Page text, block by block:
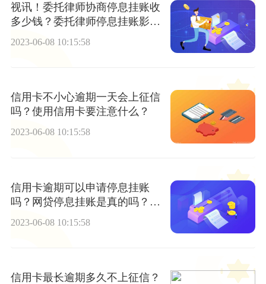
视讯！委托律师协商停息挂账收
多少钱？委托律师停息挂账影响
2023-06-08 10:15:58
信用卡不小心逾期一天会上征信
吗？使用信用卡要注意什么？
2023-06-08 10:15:58
信用卡逾期可以申请停息挂账
吗？网贷停息挂账是真的吗？_
2023-06-08 10:15:58
信用卡最长逾期多久不上征信？